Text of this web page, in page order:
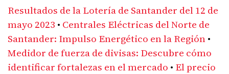
Resultados de la Lotería de Santander del 12 de
mayo 2023 • Centrales Eléctricas del Norte de
Santander: Impulso Energético en la Región•
Medidor de fuerza de divisas: Descubre cómo
identificar fortalezas en el mercado • El precio